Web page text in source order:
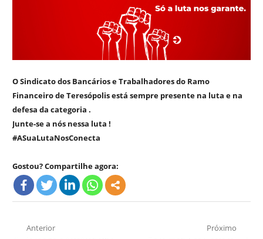
O Sindicato dos Bancários e Trabalhadores do Ramo
Financeiro de Teresópolis está sempre presente na luta e na
defesa da categoria .
Junte-se a nós nessa luta !
#ASuaLutaNosConecta
Gostou? Compartilhe agora:
Navegação
Anterior
Próximo